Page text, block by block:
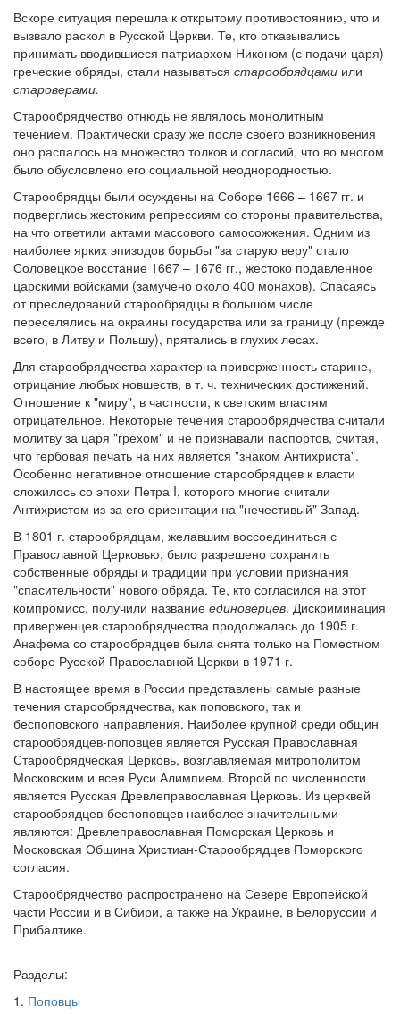
Вскоре ситуация перешла к открытому противостоянию, что и
вызвало раскол в Русской Церкви. Те, кто отказывались
принимать вводившиеся патриархом Никоном (с подачи царя)
греческие обряды, стали называться старообрядцами или
староверами.
Старообрядчество отнюдь не являлось монолитным
течением. Практически сразу же после своего возникновения
оно распалось на множество толков и согласий, что во многом
было обусловлено его социальной неоднородностью.
Старообрядцы были осуждены на Соборе 1666 – 1667 гг. и
подверглись жестоким репрессиям со стороны правительства,
на что ответили актами массового самосожжения. Одним из
наиболее ярких эпизодов борьбы "за старую веру" стало
Соловецкое восстание 1667 – 1676 гг., жестоко подавленное
царскими войсками (замучено около 400 монахов). Спасаясь
от преследований старообрядцы в большом числе
переселялись на окраины государства или за границу (прежде
всего, в Литву и Польшу), прятались в глухих лесах.
Для старообрядчества характерна приверженность старине,
отрицание любых новшеств, в т. ч. технических достижений.
Отношение к "миру", в частности, к светским властям
отрицательное. Некоторые течения старообрядчества считали
молитву за царя "грехом" и не признавали паспортов, считая,
что гербовая печать на них является "знаком Антихриста".
Особенно негативное отношение старообрядцев к власти
сложилось со эпохи Петра I, которого многие считали
Антихристом из-за его ориентации на "нечестивый" Запад.
В 1801 г. старообрядцам, желавшим воссоединиться с
Православной Церковью, было разрешено сохранить
собственные обряды и традиции при условии признания
"спасительности" нового обряда. Те, кто согласился на этот
компромисс, получили название единоверцев. Дискриминация
приверженцев старообрядчества продолжалась до 1905 г.
Анафема со старообрядцев была снята только на Поместном
соборе Русской Православной Церкви в 1971 г.
В настоящее время в России представлены самые разные
течения старообрядчества, как поповского, так и
беспоповского направления. Наиболее крупной среди общин
старообрядцев-поповцев является Русская Православная
Старообрядческая Церковь, возглавляемая митрополитом
Московским и всея Руси Алимпием. Второй по численности
является Русская Древлеправославная Церковь. Из церквей
старообрядцев-беспоповцев наиболее значительными
являются: Древлеправославная Поморская Церковь и
Московская Община Христиан-Старообрядцев Поморского
согласия.
Старообрядчество распространено на Севере Европейской
части России и в Сибири, а также на Украине, в Белоруссии и
Прибалтике.
Разделы:
1. Поповцы